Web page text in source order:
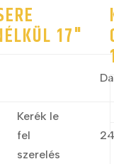
17"
Kerék le
fel
szerelés